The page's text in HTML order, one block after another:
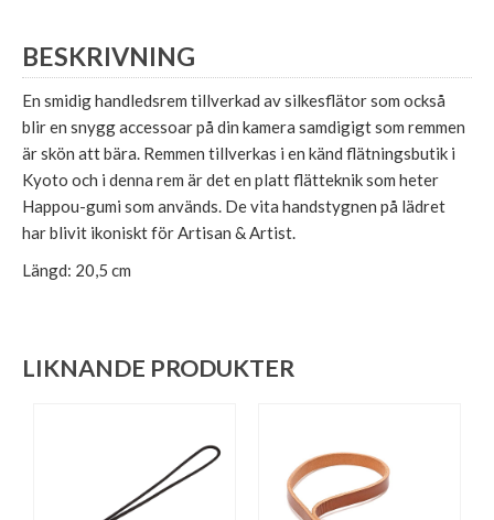
BESKRIVNING
En smidig handledsrem tillverkad av silkesflätor som också
blir en snygg accessoar på din kamera samdigigt som remmen
är skön att bära. Remmen tillverkas i en känd flätningsbutik i
Kyoto och i denna rem är det en platt flätteknik som heter
Happou-gumi som används. De vita handstygnen på lädret
har blivit ikoniskt för Artisan & Artist.
Längd: 20,5 cm
LIKNANDE PRODUKTER